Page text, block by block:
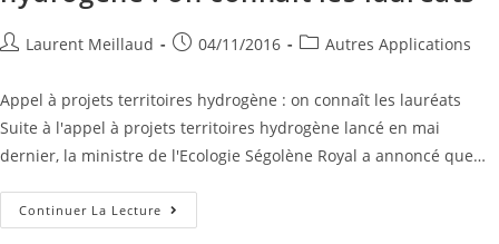
Laurent Meillaud 04/11/2016 Autres Applications
Appel à projets territoires hydrogène : on connaît les lauréats
Suite à l'appel à projets territoires hydrogène lancé en mai
dernier, la ministre de l'Ecologie Ségolène Royal a annoncé que…
Continuer La Lecture